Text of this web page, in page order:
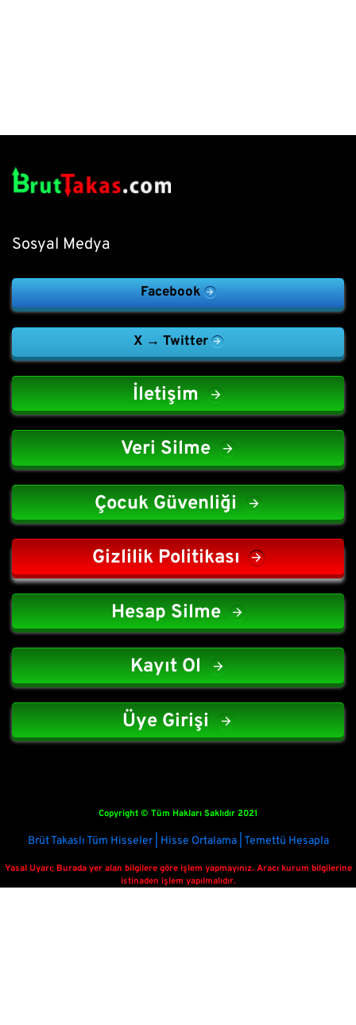
Sosyal Medya
Facebook
X → Twitter
İletişim
Veri Silme
Çocuk Güvenliği
Gizlilik Politikası
Hesap Silme
Kayıt Ol
Üye Girişi
Copyright © Tüm Hakları Saklıdır 2021
Brüt Takaslı Tüm Hisseler | Hisse Ortalama | Temettü Hesapla
Yasal Uyarı; Burada yer alan bilgilere göre işlem yapmayınız. Aracı kurum bilgilerine
istinaden işlem yapılmalıdır.